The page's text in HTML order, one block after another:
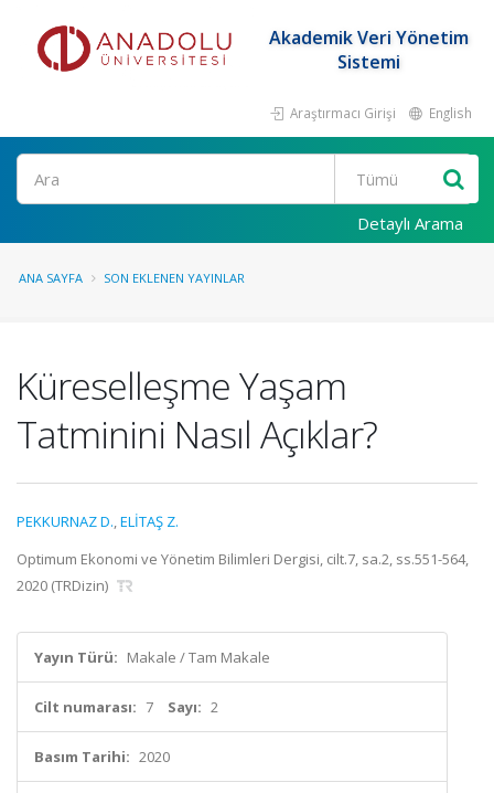
Akademik Veri Yönetim
Sistemi
Araştırmacı Girişi English
Ara
Detaylı Arama
ANA SAYFA SON EKLENEN YAYINLAR
Küreselleşme Yaşam
Tatminini Nasıl Açıklar?
PEKKURNAZ D.,ELİTAŞ Z.
Optimum Ekonomi ve Yönetim Bilimleri Dergisi, cilt.7, sa.2, ss.551-564,
2020 (TRDizin)
Yayın Türü: Makale / Tam Makale
Cilt numarası: 7 Sayı: 2
Basım Tarihi: 2020